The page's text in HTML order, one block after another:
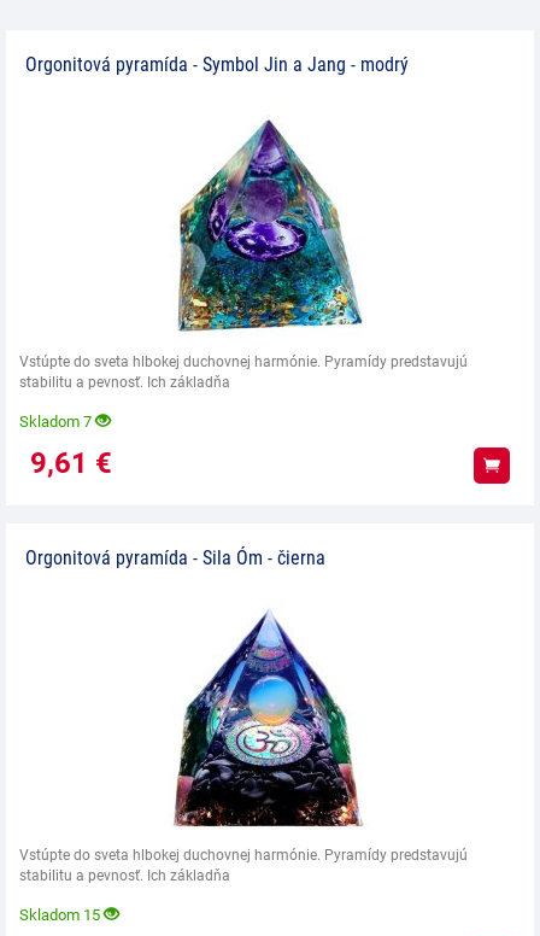
Orgonitová pyramída - Symbol Jin a Jang - modrý
Vstúpte do sveta hlbokej duchovnej harmónie. Pyramídy predstavujú
stabilitu a pevnosť. Ich základňa
Skladom 7
9,61 € Kúpiť
Orgonitová pyramída - Sila Óm - čierna
Vstúpte do sveta hlbokej duchovnej harmónie. Pyramídy predstavujú
stabilitu a pevnosť. Ich základňa
Skladom 15